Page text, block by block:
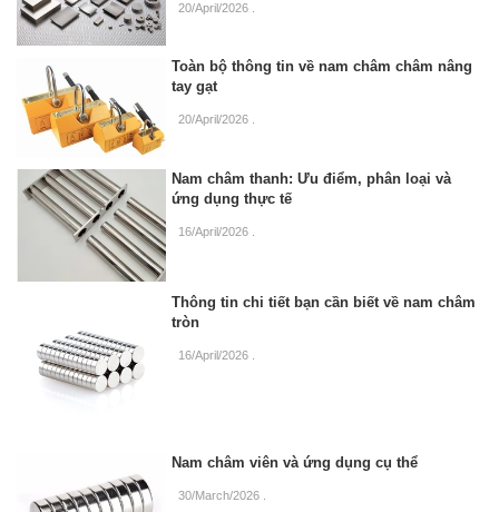
20/April/2026 .
Toàn bộ thông tin về nam châm châm nâng
tay gạt
20/April/2026
Nam châm thanh: Ưu điểm, phân loại và
ứng dụng thực tế
16/April/2026
Thông tin chi tiết bạn cần biết về nam châm
tròn
16/April/2026
Nam châm viên và ứng dụng cụ thể
30/March/2026